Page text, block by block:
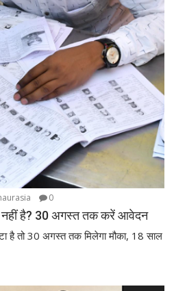
0
नहीं है? 30 अगस्त तक करें आवेदन
है तो 30 अगस्त तक मिलेगा मौका, 18 साल